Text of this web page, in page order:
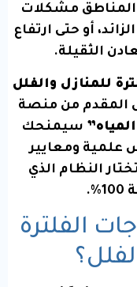
المناطق مشكلات
أو حتى ارتفاع
الثقيلة.
للمنازل والفلل
المقدم من منصة
سيمنحك
علمية ومعايير
المصرية لعام 2026، لتختار النظام الذي
الفلترة